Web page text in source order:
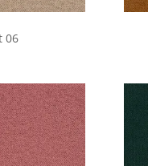
06